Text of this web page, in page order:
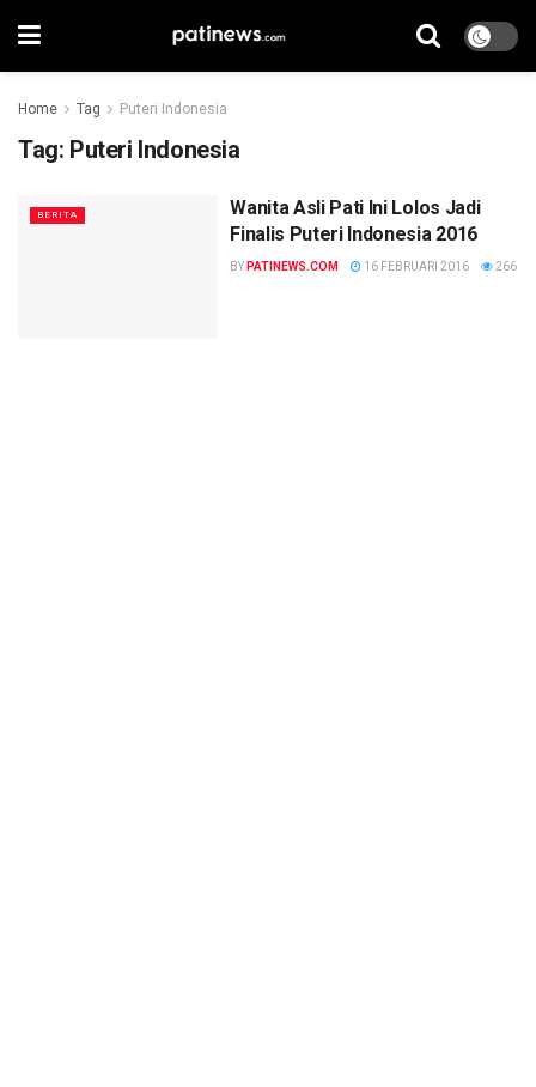
Home Tag Puteri Indonesia
Tag: Puteri Indonesia
BERITA
Wanita Asli Pati Ini Lolos Jadi
Finalis Puteri Indonesia 2016
BY PATINEWS.COM 16 FEBRUARI 2016 266